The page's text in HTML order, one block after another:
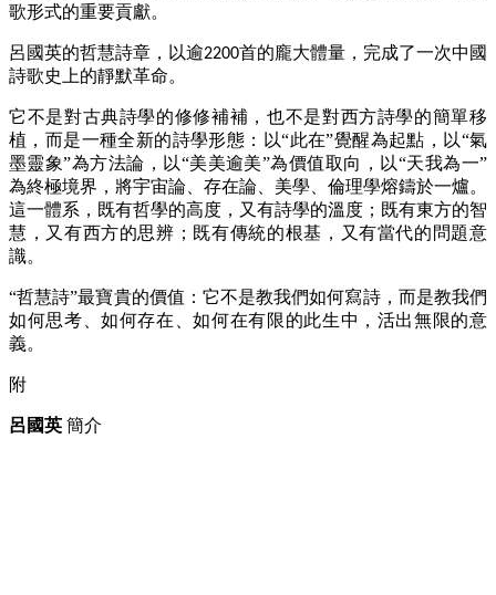
歌形式的重要貢獻。
呂國英的哲慧詩章，以逾2200首的龐大體量，完成了一次中國
詩歌史上的靜默革命。
它不是對古典詩學的修修補補，也不是對西方詩學的簡單移
植，而是一種全新的詩學形態：以“此在”覺醒為起點，以“氣
墨靈象”為方法論，以“美美逾美”為價值取向，以“天我為一”
為終極境界，將宇宙論、存在論、美學、倫理學熔鑄於一爐。
這一體系，既有哲學的高度，又有詩學的溫度；既有東方的智
慧，又有西方的思辨；既有傳統的根基，又有當代的問題意
識。
“哲慧詩”最寶貴的價值：它不是教我們如何寫詩，而是教我們
如何思考、如何存在、如何在有限的此生中，活出無限的意
義。
附
呂國英 簡介